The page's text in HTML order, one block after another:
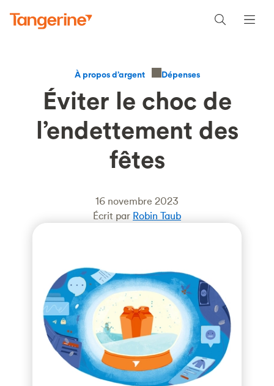
À propos d’argent Dépenses
Éviter le choc de
l’endettement des
fêtes
16 novembre 2023
Écrit par Robin Taub